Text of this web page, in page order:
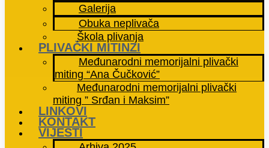
Galerija
Obuka neplivača
Škola plivanja
PLIVAČKI MITINZI
Međunarodni memorijalni plivački
miting “Ana Čučković”
Međunarodni memorijalni plivački
miting ” Srđan i Maksim”
LINKOVI
KONTAKT
VIJESTI